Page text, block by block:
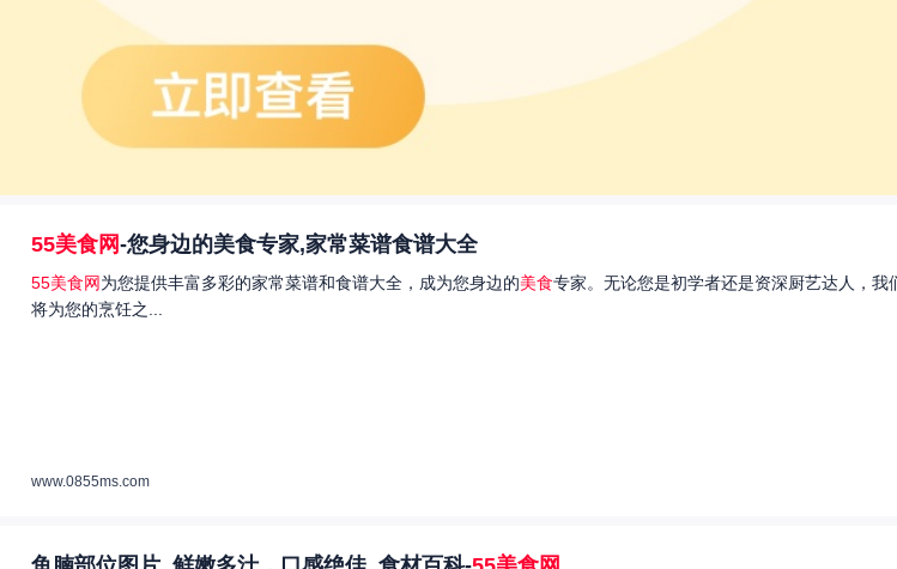
55美食网-您身边的美食专家,家常菜谱食谱大全
55美食网为您提供丰富多彩的家常菜谱和食谱大全，成为您身边的美食专家。无论您是初学者还是资深厨艺达人，
将为您的烹饪之...
www.0855ms.com